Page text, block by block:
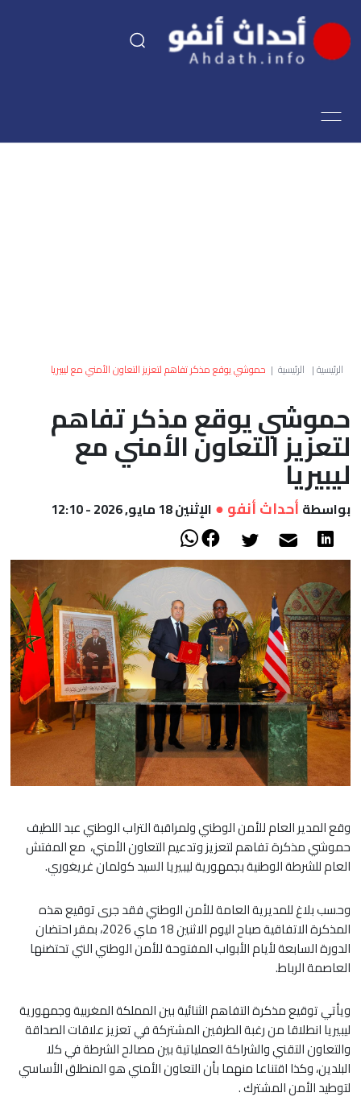
اقتصاد
العالم
أعمدة
الصحراء
الرئيسية| الرئيسية | حموشي يوقع مذكر تفاهم لتعزيز التعاون الأمني مع ليبيريا
حموشي يوقع مذكر تفاهم
لتعزيز التعاون الأمني مع
ليبيريا
بواسطة أحداث أنفو ● الإثنين 18 مايو, 2026 - 12:10
وقع المدير العام للأمن الوطني ولمراقبة التراب الوطني عبد اللطيف
حموشي مذكرة تفاهم لتعزيز وتدعيم التعاون الأمني، مع المفتش
العام للشرطة الوطنية بجمهورية ليبيريا السيد كولمان غريغوري.
وحسب بلاغ للمديرية العامة للأمن الوطني فقد جرى توقيع هذه
المذكرة الاتفاقية صباح اليوم الاثنين 18 ماي 2026، بمقر احتضان
الدورة السابعة لأيام الأبواب المفتوحة للأمن الوطني التي تحتضنها
العاصمة الرباط.
ويأتي توقيع مذكرة التفاهم الثنائية بين المملكة المغربية وجمهورية
ليبيريا انطلاقا من رغبة الطرفين المشتركة في تعزيز علاقات الصداقة
والتعاون التقني والشراكة العملياتية بين مصالح الشرطة في كلا
البلدين، وكذا اقتناعا منهما بأن التعاون الأمني هو المنطلق الأساسي
لتوطيد الأمن المشترك .